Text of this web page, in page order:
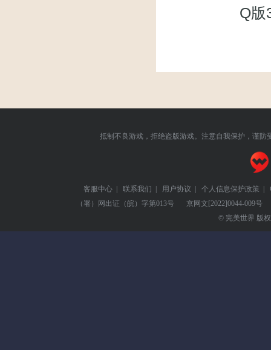
Q版
抵制不良游戏，拒绝盗版游戏。注意自我保护，谨防
客服中心 | 联系我们 | 用户协议 | 个人信息保护政策 |
（署）网出证（皖）字第013号
京网文[2022]0044-009号
© 完美世界 版权